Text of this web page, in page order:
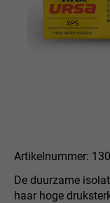
Artikelnummer:
De duurzame
haar hoge